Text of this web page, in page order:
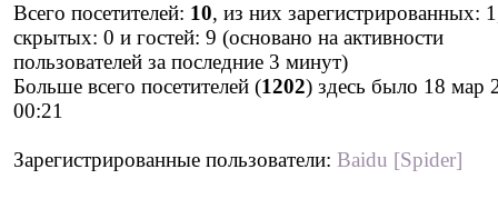
Всего посетителей: 10, из них зарегистрированных:
скрытых: 0 и гостей: 9 (основано на активности
пользователей за последние 3 минут)
Больше всего посетителей (1202) здесь было 18 мар
00:21
Зарегистрированные пользователи: Baidu [Spider]